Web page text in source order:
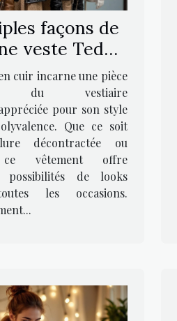
façons de
veste Teddy
cuir
cuir incarne une pièce
du vestiaire
pour son style
Que ce soit
décontractée ou
ce vêtement offre
possibilités de looks
les occasions.